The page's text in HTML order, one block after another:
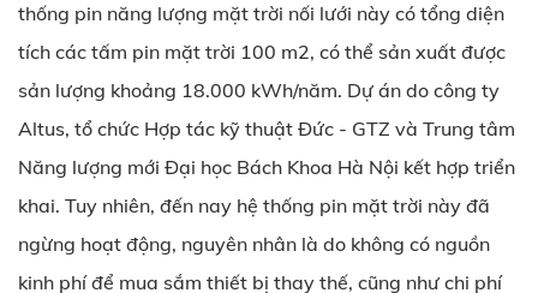
thống pin năng lượng mặt trời nối lưới này có tổng diện
tích các tấm pin mặt trời 100 m2, có thể sản xuất được
sản lượng khoảng 18.000 kWh/năm. Dự án do công ty
Altus, tổ chức Hợp tác kỹ thuật Đức - GTZ và Trung tâm
Năng lượng mới Đại học Bách Khoa Hà Nội kết hợp triển
khai. Tuy nhiên, đến nay hệ thống pin mặt trời này đã
ngừng hoạt động, nguyên nhân là do không có nguồn
kinh phí để mua sắm thiết bị thay thế, cũng như chi phí